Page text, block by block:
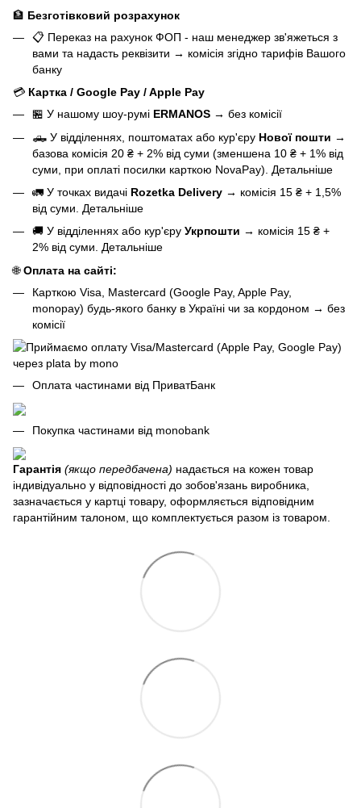
🏦 Безготівковий розрахунок
📋 Переказ на рахунок ФОП - наш менеджер зв'яжеться з
вами та надасть реквізити → комісія згідно тарифів Вашого
банку
💳 Картка / Google Pay / Apple Pay
🏪 У нашому шоу-румі ERMANOS → без комісії
🛻 У відділеннях, поштоматах або кур'єру Нової пошти →
базова комісія 20 ₴ + 2% від суми (зменшена 10 ₴ + 1% від
суми, при оплаті посилки карткою NovaPay). Детальніше
🚛 У точках видачі Rozetka Delivery → комісія 15 ₴ + 1,5%
від суми. Детальніше
🚚 У відділеннях або кур'єру Укрпошти → комісія 15 ₴ +
2% від суми. Детальніше
🌐Оплата на сайті:
Карткою Visa, Mastercard (Google Pay, Apple Pay,
monopay) будь-якого банку в Україні чи за кордоном → без
комісії
Оплата частинами від ПриватБанк
Покупка частинами від monobank
Гарантія (якщо передбачена) надається на кожен товар
індивідуально у відповідності до зобов'язань виробника,
зазначається у картці товару, оформляється відповідним
гарантійним талоном, що комплектується разом із товаром.